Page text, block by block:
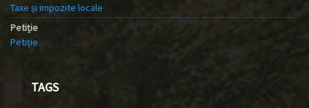
Taxe și impozite locale
Petiție
Petiție
TAGS